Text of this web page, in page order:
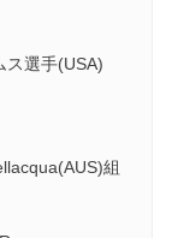
選手(USA)
組